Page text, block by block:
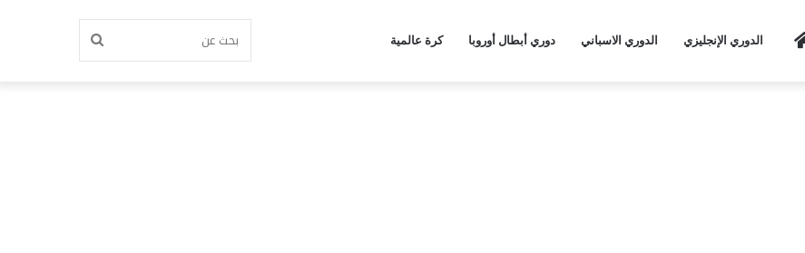
Home الدوري الإنجليزي الدوري الاسباني دوري أبطال أوروبا كرة عالمية بحث